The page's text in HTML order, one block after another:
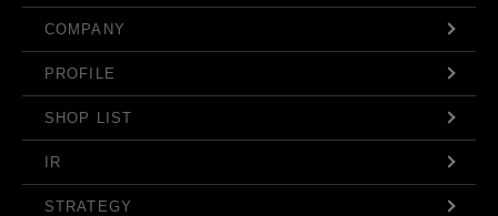
COMPANY
PROFILE
SHOP LIST
IR
STRATEGY